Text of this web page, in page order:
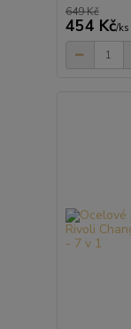
649 Kč
454 Kč/ks